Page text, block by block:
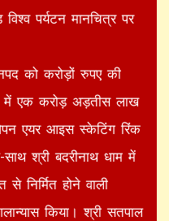
पर्यटन मानचित्र पर
को करोड़ों रुपए की
में एक करोड़ अड़तीस लाख
एयर आइस स्केटिंग रिंक
श्री बदरीनाथ धाम में
निर्मित होने वाली
किया। श्री सतपाल